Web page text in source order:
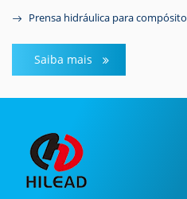
Prensa hidráulica para compósito
Saiba mais